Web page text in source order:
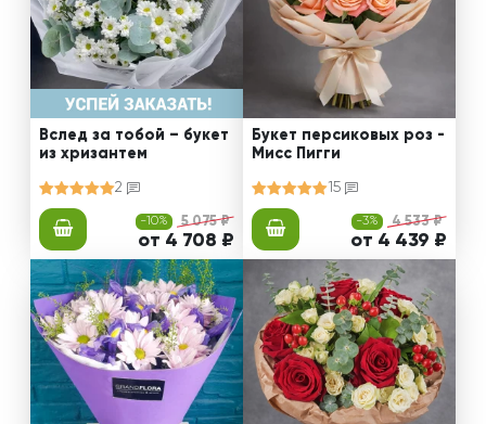
Вслед за тобой – букет
из хризантем
2
-10% 5 075 ₽
от 4 708 ₽
Букет персиковых роз -
Мисс Пигги
15
-3% 4 533 ₽
от 4 439 ₽